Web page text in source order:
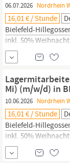
06.07.2026 Nordrhein
16,01 € / Stunde
Bielefeld-
inkl. 50%
20:00 Uhr (bis 6:00
November Bis zu
kannst sofort in
Mi) (m/w/d) in
10.06.2026 Nordrhein
16,01 € / Stunde
Bielefeld-
inkl. 50%
20:00 Uhr bis 6:00
50%